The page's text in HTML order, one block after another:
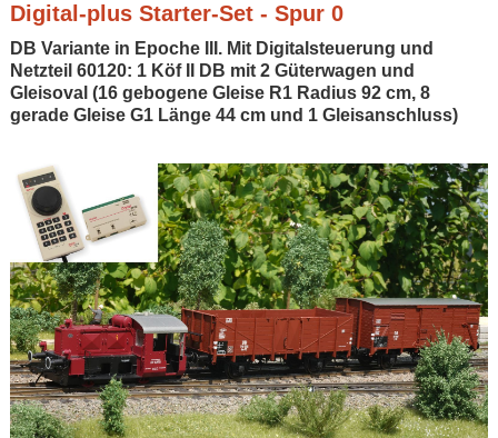
Digital-plus Starter-Set - Spur 0
DB Variante in Epoche III. Mit Digitalsteuerung und
Netzteil 60120: 1 Köf II DB mit 2 Güterwagen und
Gleisoval (16 gebogene Gleise R1 Radius 92 cm, 8
gerade Gleise G1 Länge 44 cm und 1 Gleisanschluss)